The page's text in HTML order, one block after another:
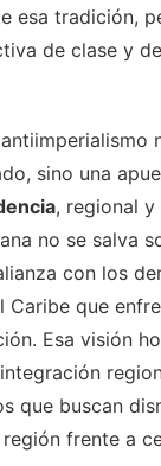
esa tradición,
de clase y
sino una
, regional y
no se salva
con los
Caribe que
Esa visión
que buscan
frente a